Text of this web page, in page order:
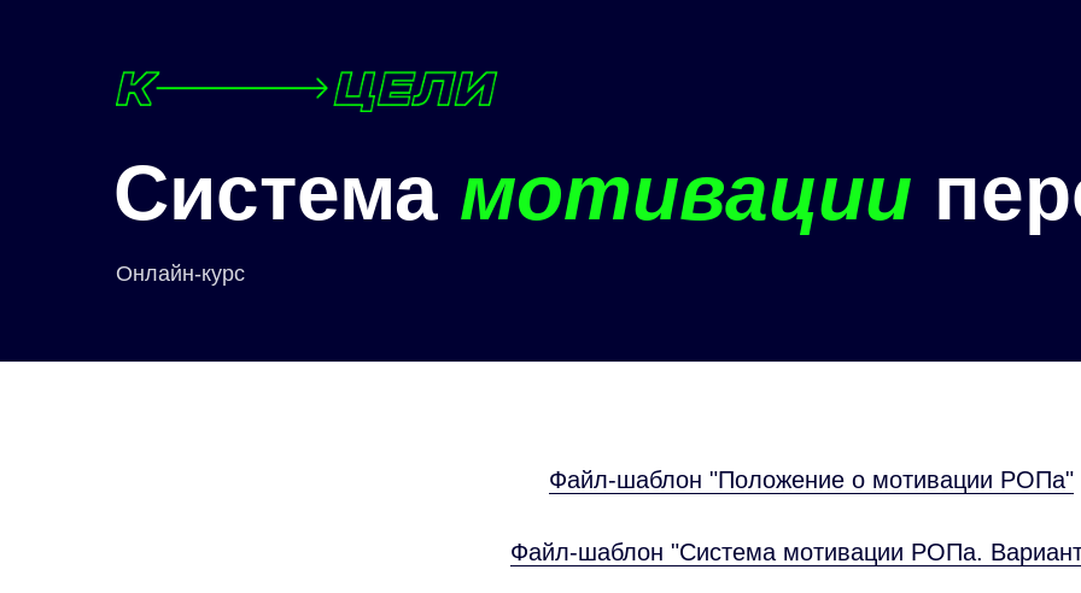
Система мотивации
Онлайн-курс
Файл-шаблон "Положение о мотивации РОПа"
Файл-шаблон "Система мотивации РОПа.